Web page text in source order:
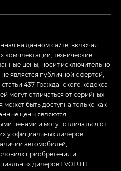
на данном сайте, включая
комплектации, технические
цены, носит исключительно
является публичной офертой,
437 Гражданского кодекса
могут отличаться от серийных
может быть доступна только как
цены являются
ценами и могут отличаться от
у официальных дилеров.
автомобилей,
приобретения и
дилеров EVOLUTE.